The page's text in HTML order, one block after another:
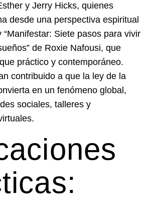
y Jerry Hicks, quienes
desde una perspectiva espiritual
“Manifestar: Siete pasos para vivir
de Roxie Nafousi, que
práctico y contemporáneo.
contribuido a que la ley de la
en un fenómeno global,
sociales, talleres y